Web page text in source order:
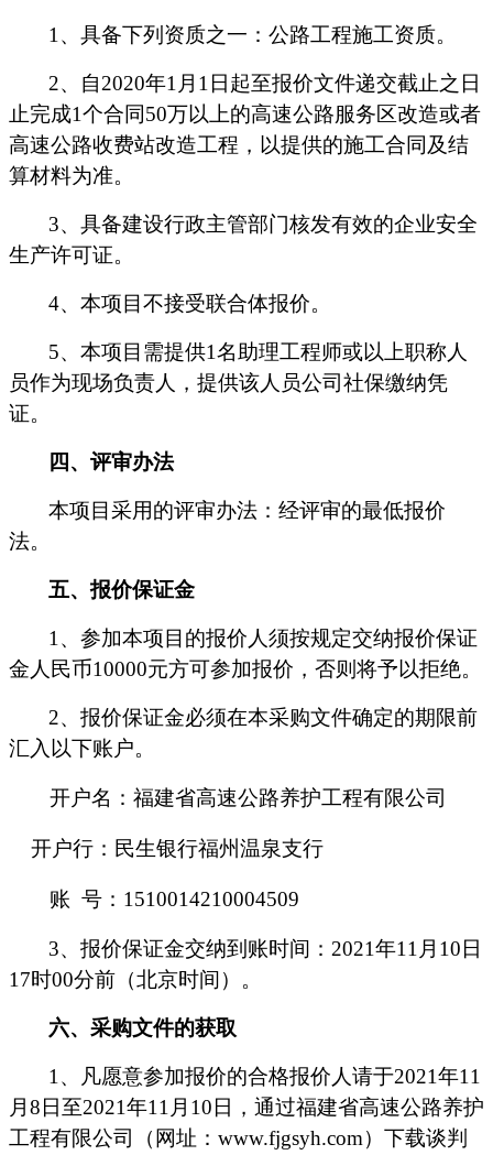
1 、具备下列资质之一： 公路工程施工资质。
2、自2020年1 月 1 日起至报价文件递交截止之日
止完成1个合同50万以上的高速公路服务区改造或者
高速公路收费站改造工程 ，以提供的施工合同及结
算材料为准。
3、 具备建设行政主管部门核发有效的企业安全
生产许可证。
4、本项目不接受联合体报价。
5、本项目需提供1名助理工程师或以上职称人
员作为现场负责人，提供该人员公司社保缴纳凭
证。
四、评审办法
本项目采用的评审办法：经评审的最低报价
法。
五、报价保证金
1 、参加本项目的报价人须按规定交纳报价保证
金人民币10000元方可参加报价 ，否则将予以拒绝。
2、 报价保证金必须在本采购文件确定的期限前
汇入以下账户。
开户名：福建省高速公路养护工程有限公司
开户行： 民生银行福州温泉支行
账 号： 1510014210004509
3、 报价保证金交纳到账时间： 2021年1 1 月 10日
1 7时00分前（北京时间）。
六、 采购文件的获取
1 、凡愿意参加报价的合格报价人请于2021年1 1
月8日至2021年1 1 月 10日， 通过福建省高速公路养护
工程有限公司（网址： www.fjgsyh.com）下载谈判